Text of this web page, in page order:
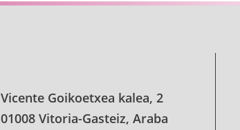
Vicente Goikoetxea kalea, 2
01008 Vitoria-Gasteiz, Araba